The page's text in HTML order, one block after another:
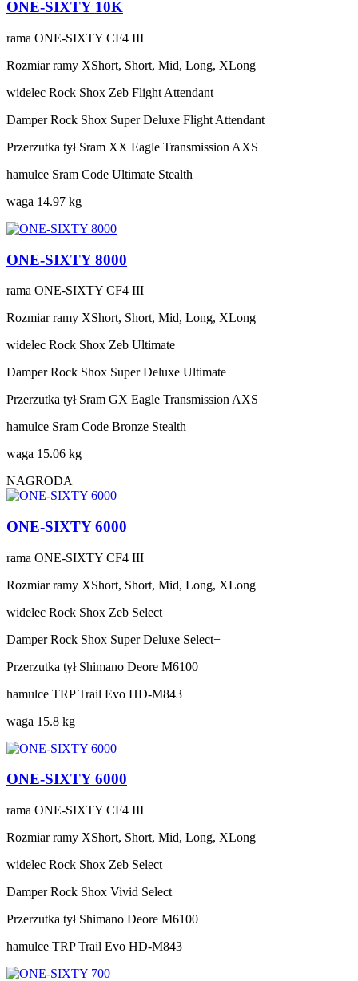
ONE-SIXTY 10K
rama ONE-SIXTY CF4 III
Rozmiar ramy XShort, Short, Mid, Long, XLong
widelec Rock Shox Zeb Flight Attendant
Damper Rock Shox Super Deluxe Flight Attendant
Przerzutka tył Sram XX Eagle Transmission AXS
hamulce Sram Code Ultimate Stealth
waga 14.97 kg
ONE-SIXTY 8000
rama ONE-SIXTY CF4 III
Rozmiar ramy XShort, Short, Mid, Long, XLong
widelec Rock Shox Zeb Ultimate
Damper Rock Shox Super Deluxe Ultimate
Przerzutka tył Sram GX Eagle Transmission AXS
hamulce Sram Code Bronze Stealth
waga 15.06 kg
NAGRODA
ONE-SIXTY 6000
rama ONE-SIXTY CF4 III
Rozmiar ramy XShort, Short, Mid, Long, XLong
widelec Rock Shox Zeb Select
Damper Rock Shox Super Deluxe Select+
Przerzutka tył Shimano Deore M6100
hamulce TRP Trail Evo HD-M843
waga 15.8 kg
ONE-SIXTY 6000
rama ONE-SIXTY CF4 III
Rozmiar ramy XShort, Short, Mid, Long, XLong
widelec Rock Shox Zeb Select
Damper Rock Shox Vivid Select
Przerzutka tył Shimano Deore M6100
hamulce TRP Trail Evo HD-M843